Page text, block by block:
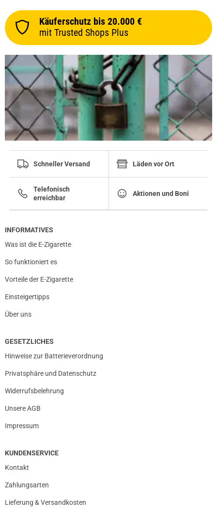
Käuferschutz bis 20.000 €
mit Trusted Shops Plus
Schneller Versand Läden vor Ort
Telefonisch
erreichbar
Aktionen und Boni
INFORMATIVES
Was ist die E-Zigarette
So funktioniert es
Vorteile der E-Zigarette
Einsteigertipps
Über uns
GESETZLICHES
Hinweise zur Batterieverordnung
Privatsphäre und Datenschutz
Widerrufsbelehrung
Unsere AGB
Impressum
KUNDENSERVICE
Kontakt
Zahlungsarten
Lieferung & Versandkosten